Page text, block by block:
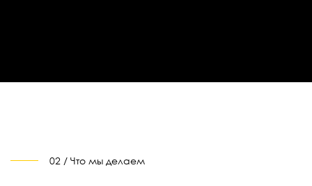
02 / Что мы делаем